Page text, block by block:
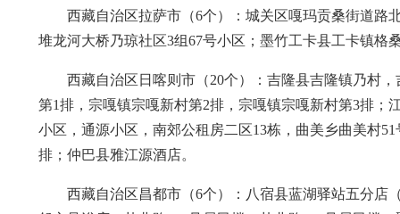
西藏自治区拉萨市（6个）：城关区嘎玛贡桑街道路
堆龙河大桥乃琼社区3组67号小区；墨竹工卡县工卡镇格
西藏自治区日喀则市（20个）：吉隆县吉隆镇乃村
第1排，宗嘎镇宗嘎新村第2排，宗嘎镇宗嘎新村第3排；
小区，通源小区，南郊公租房二区13栋，曲美乡曲美村
排；仲巴县雅江源酒店。
西藏自治区昌都市（6个）：八宿县蓝湖驿站五分店